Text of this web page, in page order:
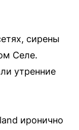
сирены
Селе.
утренние
иронично